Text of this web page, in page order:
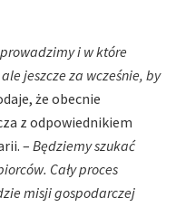
i w które
jeszcze za wcześnie, by
że obecnie
z odpowiednikiem
– Będziemy szukać
Cały proces
misji gospodarczej